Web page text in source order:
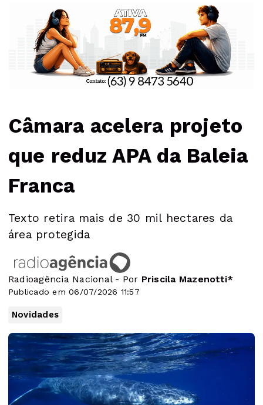
Câmara acelera projeto
que reduz APA da Baleia
Franca
Texto retira mais de 30 mil hectares da
área protegida
Radioagência Nacional - Por Priscila Mazenotti*
Publicado em 06/07/2026 11:57
Novidades